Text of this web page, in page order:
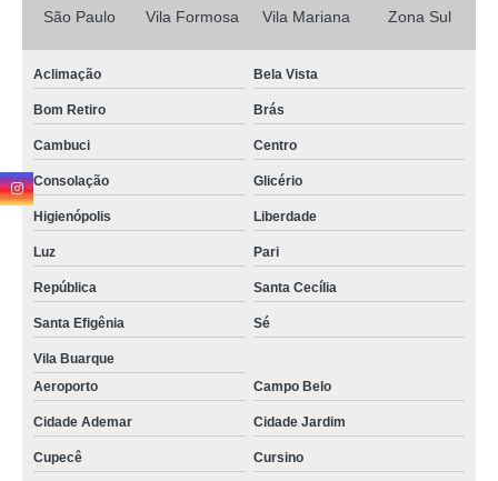
curso reciclagem cnh suspensa Sacomã
onde faz curso de reciclagem de cnh Vila Uberabinha
curso de reciclagem cnh valores Paulista
reciclar cnh Jardim Patente Novo
cursos de reciclar de cnh Cursino
reciclagem da cnh valores Chácara Inglesa
reciclagem da cnh valores Chácara Klabin
onde faz aulas de reciclagem cnh Jardim Botucatu
fazer reciclagem cnh valores Vila Brasílio Machado
curso de reciclagem cnh suspensa valores Consolação
São Paulo Vila Formosa Vila Mariana Zona Sul
Aclimação Bela Vista
Bom Retiro Brás
Cambuci Centro
Consolação Glicério
Higienópolis Liberdade
Luz Pari
República Santa Cecília
Santa Efigênia Sé
Vila Buarque
Aeroporto
Campo Belo
Cidade Ademar Cidade Jardim
Cupecê Cursino